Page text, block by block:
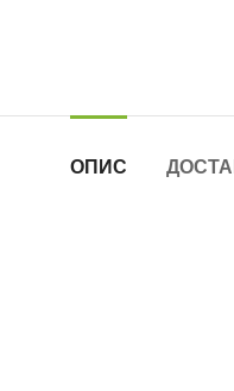
ОПИС